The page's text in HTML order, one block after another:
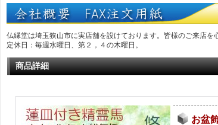
仏縁堂は埼玉狭山市に実店舗を設けております。皆様のご来店を
定休日：毎週水曜日、第２，４の木曜日。
商品詳細
お盆